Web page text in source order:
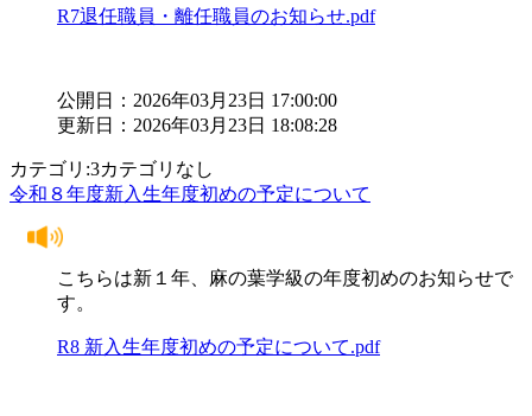
R7退任職員・離任職員のお知らせ.pdf
公開日：2026年03月23日 17:00:00
更新日：2026年03月23日 18:08:28
カテゴリ:3カテゴリなし
令和８年度新入生年度初めの予定について
こちらは新１年、麻の葉学級の年度初めのお知らせで
す。
R8 新入生年度初めの予定について.pdf